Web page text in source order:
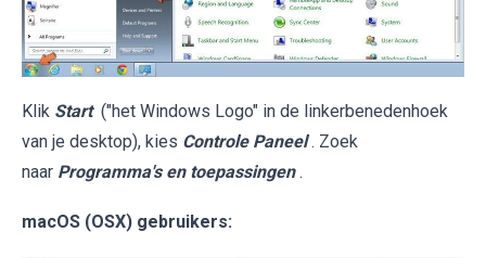
Klik Start ("het Windows Logo" in de linkerbenedenhoek
van je desktop), kies Controle Paneel . Zoek
naar Programma's en toepassingen .
macOS (OSX) gebruikers: